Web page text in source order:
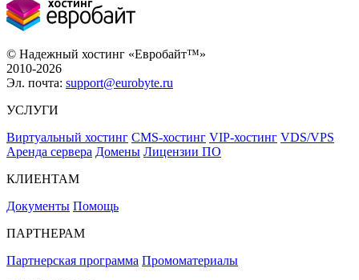
© Надежный хостинг «Евробайт™»
2010-2026
Эл. почта: support@eurobyte.ru
УСЛУГИ
Виртуальный хостинг CMS-хостинг VIP-хостинг VDS/VPS
Аренда сервера Домены Лицензии ПО
КЛИЕНТАМ
Документы Помощь
ПАРТНЕРАМ
Партнерская программа Промоматериалы